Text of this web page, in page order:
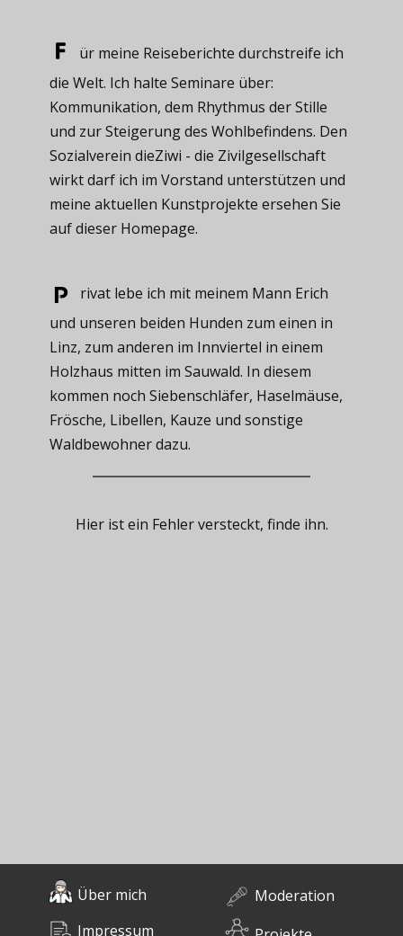
ür meine ​Reiseberichte durchstreife ich
die Welt. Ich halte Seminare über:
Kommunikation, dem Rhythmus der Stille
und zur Steigerung des Wohlbefindens. Den
Sozialverein dieZiwi - die Zivilgesellschaft
wirkt darf ich im Vorstand unterstützen und
meine aktuellen Kunstprojekte ersehen Sie
auf dieser Homepage.
rivat ​lebe ich mit meinem Mann Erich
und unseren beiden Hunden zum einen in
Linz, zum anderen im Innviertel in einem
Holzhaus mitten im Sauwald. In diesem
kommen noch Siebenschläfer, Haselmäuse,
Frösche, Libellen, Kauze und sonstige
Waldbewohner dazu.
Hier ist ein Fehler versteckt, finde ihn.
Moderation
Über mich
Impressum